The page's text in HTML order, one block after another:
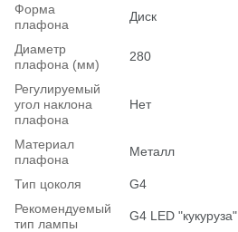
Форма
плафона
Диск
Диаметр
плафона (мм)
280
Регулируемый
угол наклона
плафона
Нет
Материал
плафона
Металл
Тип цоколя
G4
Рекомендуемый
тип лампы
G4 LED "кукуруза"